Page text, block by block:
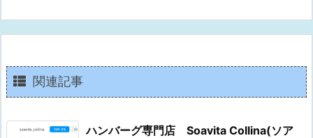
関連記事
ハンバーグ専門店 Soavita Collina(ソア